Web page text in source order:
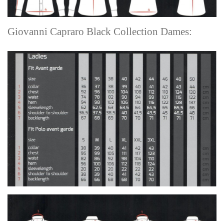
Giovanni Capraro Black Collection Dames: